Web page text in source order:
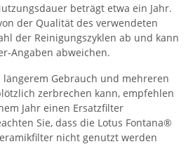
beträgt etwa ein Jahr.
der Qualität des verwendeten
der Reinigungszyklen ab und kann
Angaben abweichen.
längerem Gebrauch und mehreren
zerbrechen kann, empfehlen
Jahr einen Ersatzfilter
Sie, dass die Lotus Fontana®
nicht genutzt werden